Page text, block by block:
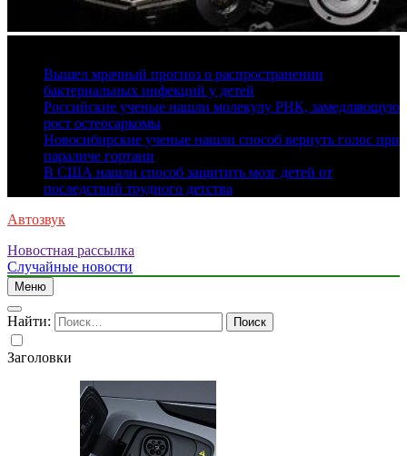
Вышел мрачный прогноз о распространении
бактериальных инфекций у детей
Российские ученые нашли молекулу РНК, замедляющую
рост остеосаркомы
Новосибирские ученые нашли способ вернуть голос при
параличе гортани
В США нашли способ защитить мозг детей от
последствий трудного детства
Автозвук
Новостная рассылка
Случайные новости
Меню
Найти:
Заголовки